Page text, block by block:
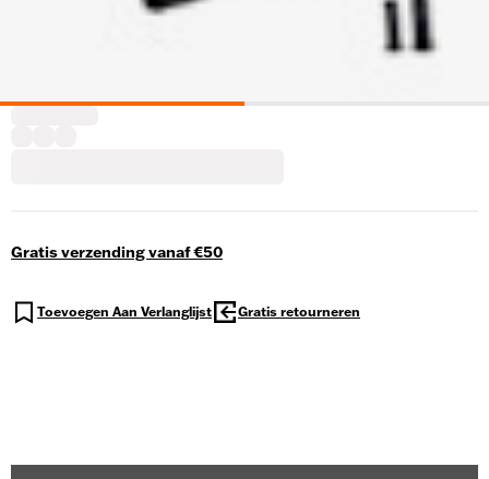
Gratis verzending vanaf €50
Toevoegen Aan Verlanglijst Gratis retourneren